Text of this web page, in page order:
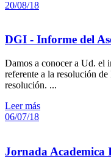
20/08/18
DGI - Informe del
Damos a conocer a Ud. el
referente a la resolución
resolución. ...
Leer más
06/07/18
Jornada Academica